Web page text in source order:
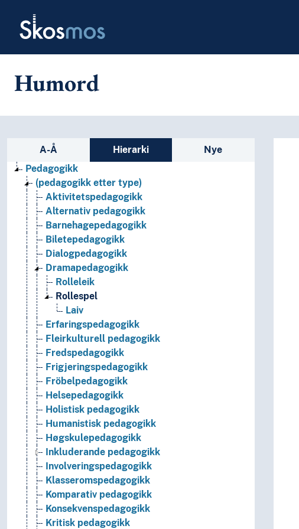
Skosmos
Humord
Sidefelt: navigér i vokabularet
A-Å Hierarki
Nye
Pedagogikk
(pedagogikk etter type)
Aktivitetspedagogikk
Alternativ pedagogikk
Barnehagepedagogikk
Biletepedagogikk
Dialogpedagogikk
Dramapedagogikk
Rolleleik
Rollespel
Laiv
Erfaringspedagogikk
Fleirkulturell pedagogikk
Fredspedagogikk
Frigjeringspedagogikk
Fröbelpedagogikk
Helsepedagogikk
Holistisk pedagogikk
Humanistisk pedagogikk
Høgskulepedagogikk
Inkluderande pedagogikk
Involveringspedagogikk
Klasseromspedagogikk
Komparativ pedagogikk
Konsekvenspedagogikk
Kritisk pedagogikk